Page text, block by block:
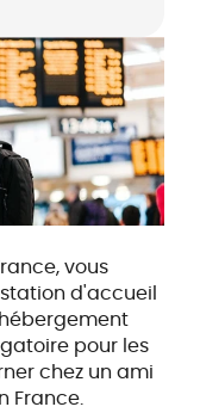
vous
d'accueil
pour les
chez un ami
France.